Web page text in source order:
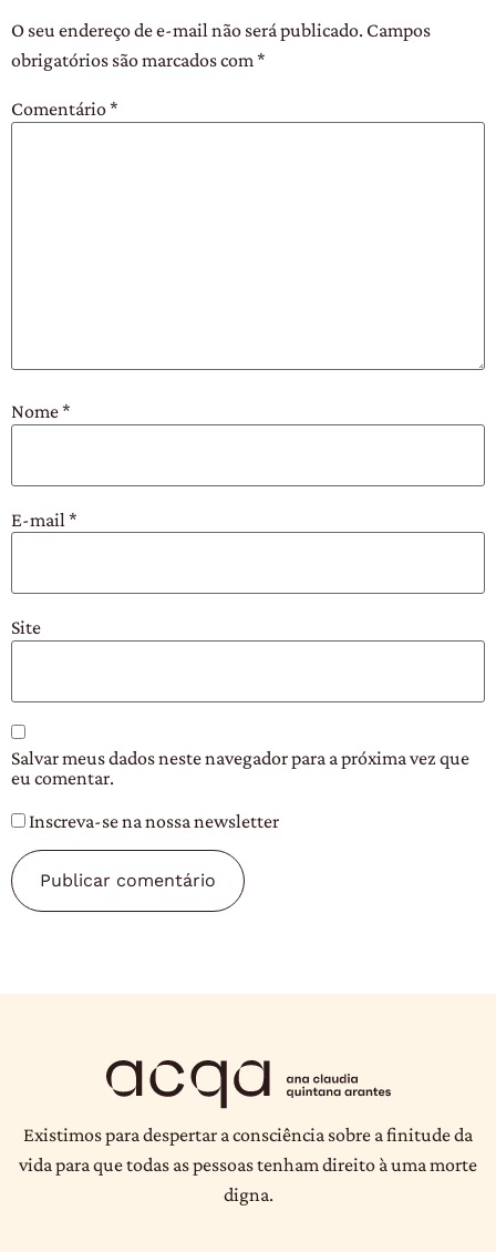
O seu endereço de e-mail não será publicado. Campos
obrigatórios são marcados com*
Comentário*
Nome*
E-mail *
Site
Salvar meus dados neste navegador para a próxima vez que
eu comentar.
Inscreva-se na nossa newsletter
Existimos para despertar a consciência sobre a finitude da
vida para que todas as pessoas tenham direito à uma morte
digna.